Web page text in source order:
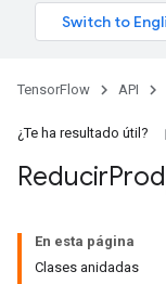
TensorFlow API
¿Te ha resultado útil?
ReducirProd
En esta página
Clases anidadas